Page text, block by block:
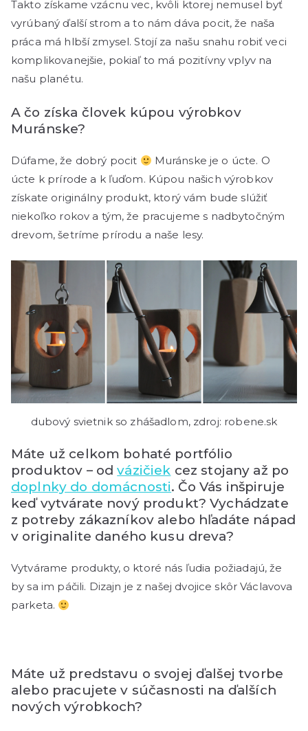
Takto získame vzácnu vec, kvôli ktorej nemusel byť
vyrúbaný ďalší strom a to nám dáva pocit, že naša
práca má hlbší zmysel. Stojí za našu snahu robiť veci
komplikovanejšie, pokiaľ to má pozitívny vplyv na
našu planétu.
A čo získa človek kúpou výrobkov
Muránske?
Dúfame, že dobrý pocit
Muránske je o úcte. O
úcte k prírode a k ľuďom. Kúpou našich výrobkov
získate originálny produkt, ktorý vám bude slúžiť
niekoľko rokov a tým, že pracujeme s nadbytočným
drevom, šetríme prírodu a naše lesy.
dubový svietnik so zhášadlom, zdroj: robene.sk
Máte už celkom bohaté portfólio
produktov – odvázičiek cez stojany až po
doplnky do domácnosti. Čo Vás inšpiruje
keď vytvárate nový produkt? Vychádzate
z potreby zákazníkov alebo hľadáte nápad
v originalite daného kusu dreva?
Vytvárame produkty, o ktoré nás ľudia požiadajú, že
by sa im páčili. Dizajn je z našej dvojice skôr Václavova
parketa.
Máte už predstavu o svojej ďalšej tvorbe
alebo pracujete v súčasnosti na ďalších
nových výrobkoch?